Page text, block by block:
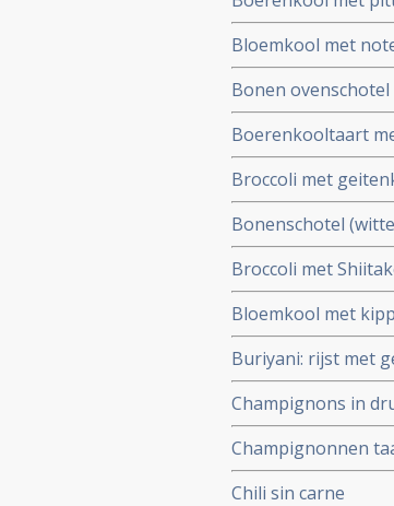
Bloemkool met
Bonen ovenschotel
Boerenkooltaart
Broccoli met
Bonenschotel
Broccoli met
Bloemkool met
Buriyani: rijst met
Champignons in
Champignonnen
Chili sin carne